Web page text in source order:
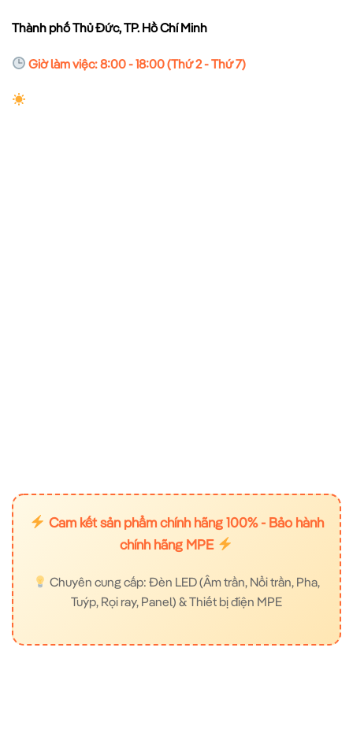
Thành phố Thủ Đức, TP. Hồ Chí Minh
Giờ làm việc: 8:00 - 18:00 (Thứ 2 - Thứ 7)
Cam kết sản phẩm chính hãng 100% - Bảo hành
chính hãng MPE
Chuyên cung cấp: Đèn LED (Âm trần, Nổi trần, Pha,
Tuýp, Rọi ray, Panel) & Thiết bị điện MPE